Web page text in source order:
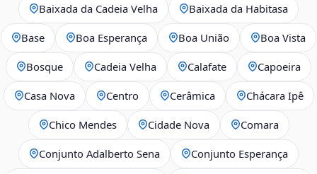
Baixada da Cadeia Velha Baixada da Habitasa
Base Boa Esperança Boa União Boa Vista
Bosque Cadeia Velha Calafate Capoeira
Casa Nova Centro Cerâmica Chácara Ipê
Chico Mendes Cidade Nova Comara
Conjunto Adalberto Sena Conjunto Esperança